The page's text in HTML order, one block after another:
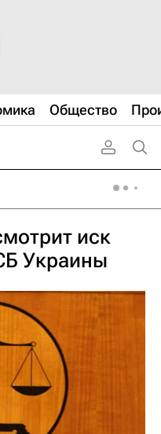
Общество
иск
Украины